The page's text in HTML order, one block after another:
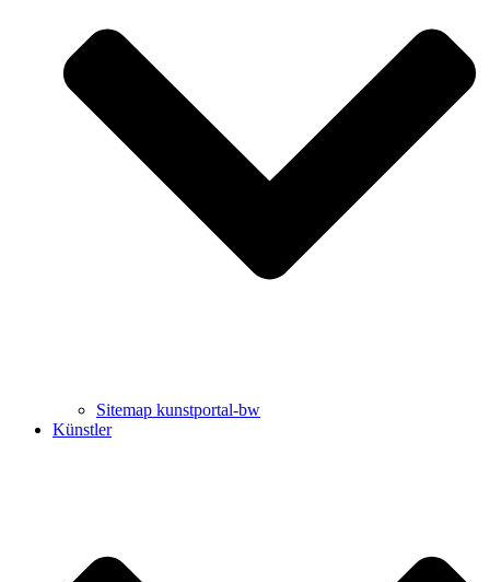
Uli Rothfuss
Harald Schwiers
Sitemap kunstportal-bw
Künstler